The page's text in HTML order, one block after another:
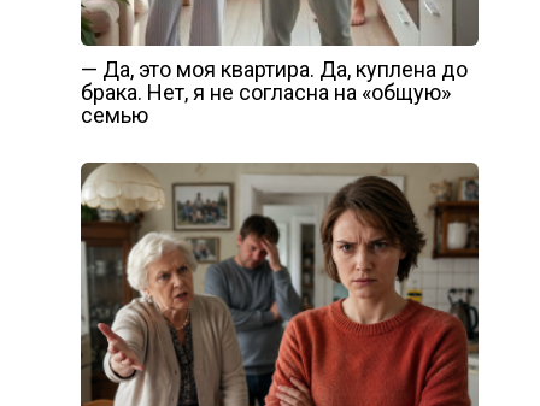
— Да, это моя квартира. Да, куплена до
брака. Нет, я не согласна на «общую»
семью